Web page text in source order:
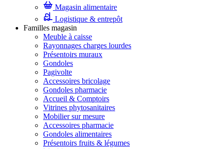
Magasin alimentaire
Logistique & entrepôt
Familles magasin
Meuble à caisse
Rayonnages charges lourdes
Présentoirs muraux
Gondoles
Pagivolte
Accessoires bricolage
Gondoles pharmacie
Accueil & Comptoirs
Vitrines phytosanitaires
Mobilier sur mesure
Accessoires pharmacie
Gondoles alimentaires
Présentoirs fruits & légumes